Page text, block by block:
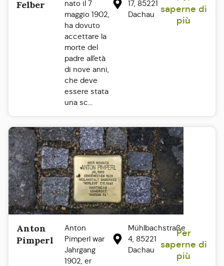
Felber
nato il 7
maggio 1902,
ha dovuto
accettare la
morte del
padre all'età
di nove anni,
che deve
essere stata
una sc...
17, 85221
Dachau
saperne di
più
Anton
Pimperl
Anton
Pimperl war
Jahrgang
1902, er
Mühlbachstraße
4, 85221
Dachau
Per
saperne di
più